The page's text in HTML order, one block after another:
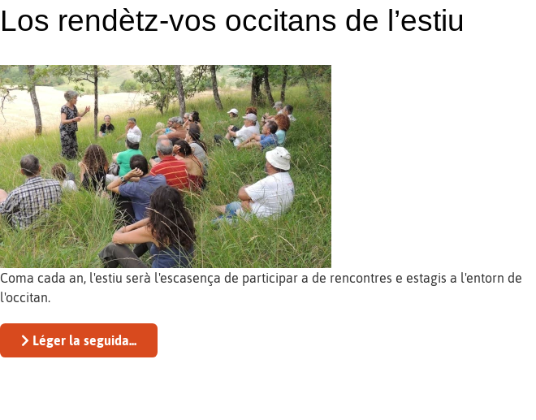
Los rendètz-vos occitans de l’estiu
Coma cada an, l'estiu serà l'escasença de participar a de rencontres e estagis a l'entorn de
l'occitan.
Léger la seguida...